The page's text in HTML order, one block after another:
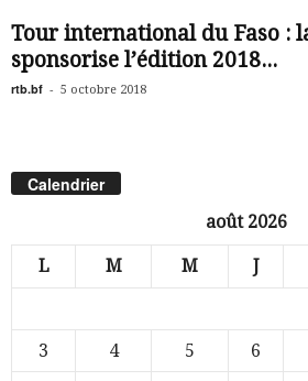
Tour international du Faso :
sponsorise l’édition 2018...
rtb.bf - 5 octobre 2018
Calendrier
août 2026
L M M J
3
4 5 6